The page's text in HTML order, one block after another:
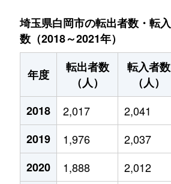
埼玉県白岡市の転出者数・転
数（2018～2021年）
年度
転出者数
（人）
転入者数
（人）
2018
2,017 2,041
2019
1,976 2,037
2020
1,888 2,012